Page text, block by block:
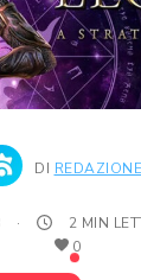
DI REDAZIONE
· 2 MIN
0